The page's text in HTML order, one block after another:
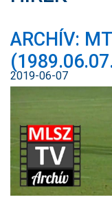
ARCHÍV:
2019-06-07